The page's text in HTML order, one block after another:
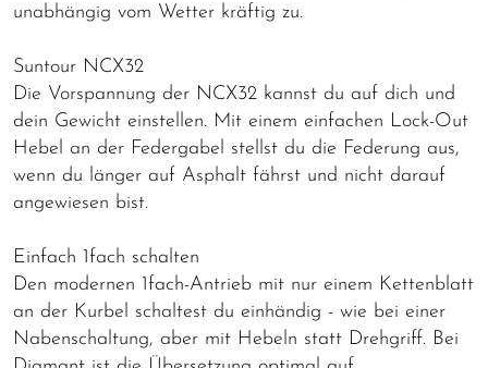
unabhängig vom Wetter kräftig zu.
Suntour NCX32
Die Vorspannung der NCX32 kannst du auf dich und
dein Gewicht einstellen. Mit einem einfachen Lock-Out
Hebel an der Federgabel stellst du die Federung aus,
wenn du länger auf Asphalt fährst und nicht darauf
angewiesen bist.
Einfach 1fach schalten
Den modernen 1fach-Antrieb mit nur einem Kettenblatt
an der Kurbel schaltest du einhändig - wie bei einer
Nabenschaltung, aber mit Hebeln statt Drehgriff. Bei